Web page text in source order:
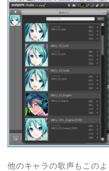
他のキャラの歌声もこの